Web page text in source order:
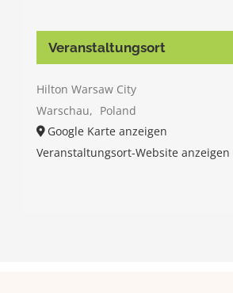
Veranstaltungsort
Hilton Warsaw City
Warschau, Poland
Google Karte anzeigen
Veranstaltungsort-Website anzeigen